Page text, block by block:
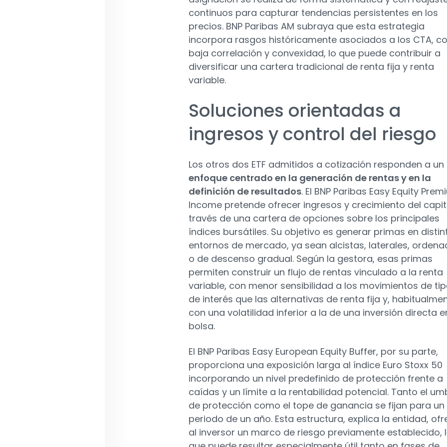
continuos para capturar tendencias persistentes en los
precios. BNP Paribas AM subraya que esta estrategia
incorpora rasgos históricamente asociados a los CTA,
baja correlación y convexidad, lo que puede contribuir a
diversificar una cartera tradicional de renta fija y renta
variable.
Soluciones orientadas a
ingresos y control del riesgo
Los otros dos ETF admitidos a cotización responden a un
enfoque centrado en la generación de rentas y en la
definición de resultados. El BNP Paribas Easy Equity
Income pretende ofrecer ingresos y crecimiento del
través de una cartera de opciones sobre los principales
índices bursátiles. Su objetivo es generar primas en
entornos de mercado, ya sean alcistas, laterales,
o de descenso gradual. Según la gestora, esas primas
permiten construir un flujo de rentas vinculado a la renta
variable, con menor sensibilidad a los movimientos de
de interés que las alternativas de renta fija y,
con una volatilidad inferior a la de una inversión directa
bolsa.
El BNP Paribas Easy European Equity Buffer, por su parte,
proporciona una exposición larga al índice Euro Stoxx 50
incorporando un nivel predefinido de protección frente a
caídas y un límite a la rentabilidad potencial. Tanto el
de protección como el tope de ganancia se fijan para un
periodo de un año. Esta estructura, explica la entidad,
al inversor un marco de riesgo previamente establecido,